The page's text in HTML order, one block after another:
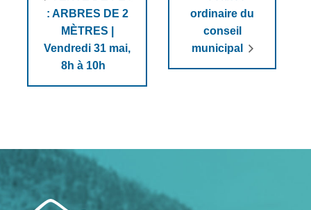
: ARBRES DE 2
MÈTRES |
Vendredi 31 mai,
8h à 10h
ordinaire du
conseil
municipal
Navigation